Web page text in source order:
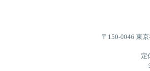
〒150-0046 東
定